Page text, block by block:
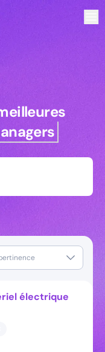
électrique